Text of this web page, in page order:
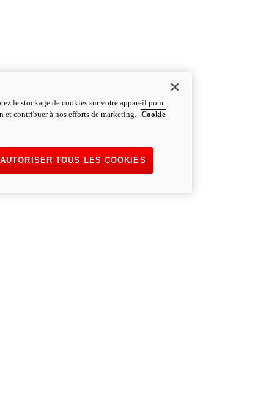
le stockage de cookies sur votre appareil pour
contribuer à nos efforts de marketing. Cookie
AUTORISER TOUS LES COOKIES